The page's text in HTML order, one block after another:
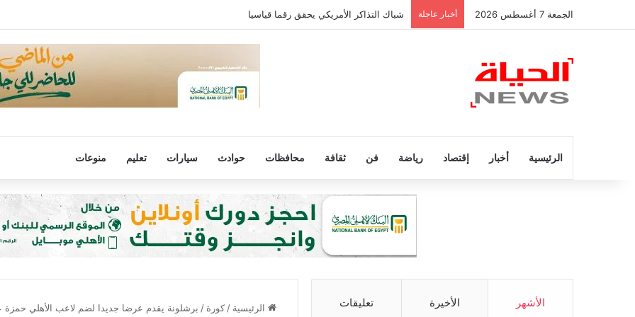
الجمعة 7 أغسطس 2026 أخبار عاجلة شباك التذاكر الأمريكي يحقق رقما قياسيا
الرئيسية أخبار إقتصاد رياضة فن ثقافة محافظات حوادث سيارات تعليم منوعات
الرئيسية / كورة / برشلونة يقدم عرضا جديدا لضم لاعب الأهلي حمزة الأشهر الأخيرة تعليقات